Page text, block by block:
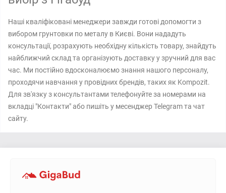
Наші кваліфіковані менеджери завжди готові допомогти з
вибором грунтовки по металу в Києві. Вони нададуть
консультації, розрахують необхідну кількість товару, знайдуть
найближчий склад та організують доставку у зручний для вас
час. Ми постійно вдосконалюємо знання нашого персоналу,
проходячи навчання у провідних брендів, таких як Kompozit.
Для зв'язку з консультантами телефонуйте за номерами на
вкладці "Контакти" або пишіть у месенджер Telegram та чат
сайту.